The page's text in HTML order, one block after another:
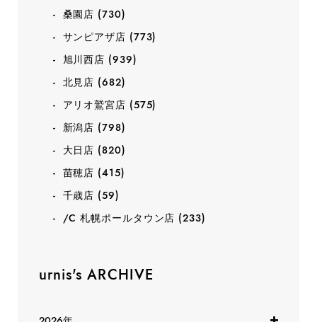
桑園店 (730)
サンピアザ店 (773)
旭川西店 (939)
北見店 (682)
アリオ鷲宮店 (575)
新潟店 (798)
大日店 (820)
苗穂店 (415)
千歳店 (59)
/C 札幌ポールタウン店 (233)
urnis's ARCHIVE